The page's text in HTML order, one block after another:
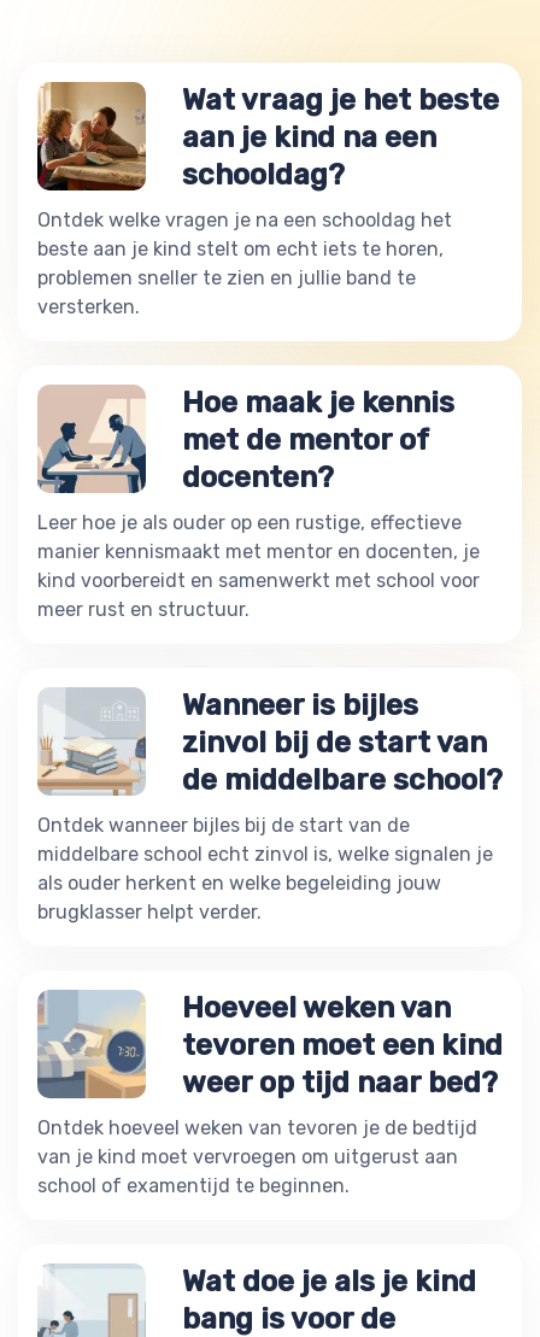
Wat vraag je het beste
aan je kind na een
schooldag?
Ontdek welke vragen je na een schooldag het
beste aan je kind stelt om echt iets te horen,
problemen sneller te zien en jullie band te
versterken.
Hoe maak je kennis
met de mentor of
docenten?
Leer hoe je als ouder op een rustige, effectieve
manier kennismaakt met mentor en docenten, je
kind voorbereidt en samenwerkt met school voor
meer rust en structuur.
Wanneer is bijles
zinvol bij de start van
de middelbare school?
Ontdek wanneer bijles bij de start van de
middelbare school echt zinvol is, welke signalen je
als ouder herkent en welke begeleiding jouw
brugklasser helpt verder.
Hoeveel weken van
tevoren moet een kind
weer op tijd naar bed?
Ontdek hoeveel weken van tevoren je de bedtijd
van je kind moet vervroegen om uitgerust aan
school of examentijd te beginnen.
Wat doe je als je kind
bang is voor de